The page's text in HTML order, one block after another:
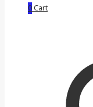
0Cart